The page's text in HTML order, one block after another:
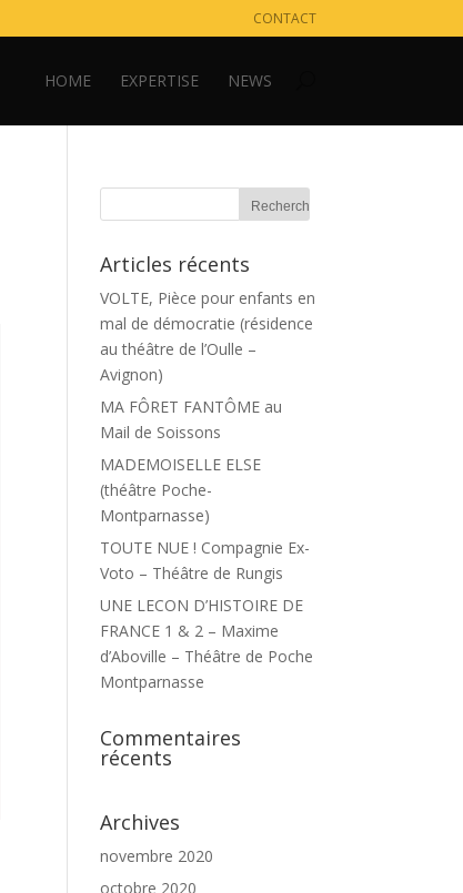
CONTACT
HOME EXPERTISE NEWS
Articles récents
VOLTE, Pièce pour enfants en
mal de démocratie (résidence
au théâtre de l’Oulle –
Avignon)
MA FÔRET FANTÔME au
Mail de Soissons
MADEMOISELLE ELSE
(théâtre Poche-
Montparnasse)
TOUTE NUE ! Compagnie Ex-
Voto – Théâtre de Rungis
UNE LECON D’HISTOIRE DE
FRANCE 1 & 2 – Maxime
d’Aboville – Théâtre de Poche
Montparnasse
Commentaires
récents
Archives
novembre 2020
octobre 2020